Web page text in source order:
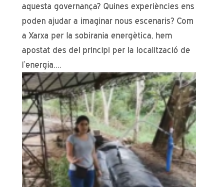
aquesta governança? Quines experiències ens
poden ajudar a imaginar nous escenaris? Com
a Xarxa per la sobirania energètica, hem
apostat des del principi per la localització de
l’energia....